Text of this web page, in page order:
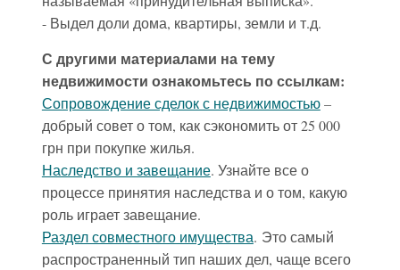
- Выдел доли дома, квартиры, земли и т.д.
С другими материалами на тему
недвижимости ознакомьтесь по ссылкам:
Сопровождение сделок с недвижимостью–
добрый совет о том, как сэкономить от 25 000
грн при покупке жилья.
Наследство и завещание. Узнайте все о
процессе принятия наследства и о том, какую
роль играет завещание.
Раздел совместного имущества. Это самый
распространенный тип наших дел, чаще всего